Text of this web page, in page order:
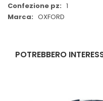
1
OXFORD
POTREBBERO